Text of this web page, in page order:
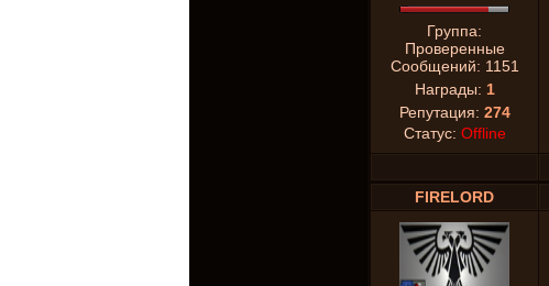
Группа:
Проверенные
Сообщений: 1151
Награды: 1
Репутация: 274
Статус: Offline
FIRELORD